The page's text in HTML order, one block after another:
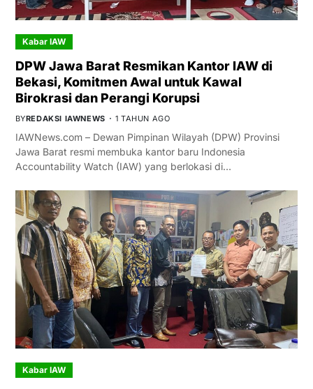
Kabar IAW
DPW Jawa Barat Resmikan Kantor IAW di
Bekasi, Komitmen Awal untuk Kawal
Birokrasi dan Perangi Korupsi
BYREDAKSI IAWNEWS 1 TAHUN AGO
IAWNews.com – Dewan Pimpinan Wilayah (DPW) Provinsi
Jawa Barat resmi membuka kantor baru Indonesia
Accountability Watch (IAW) yang berlokasi di…
Kabar IAW